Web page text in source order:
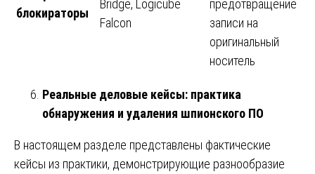
блокираторы
Bridge, Logicube
Falcon
предотвращение
записи на
оригинальный
носитель
Реальные деловые кейсы: практика
обнаружения и удаления шпионского ПО
В настоящем разделе представлены фактические
кейсы из практики, демонстрирующие разнообразие